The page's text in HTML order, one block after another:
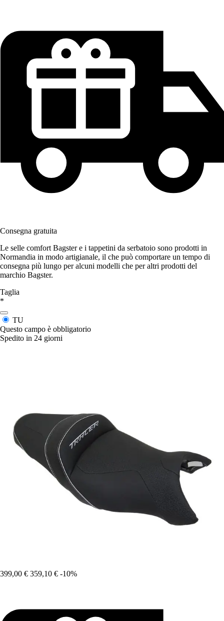
Consegna gratuita
Le selle comfort Bagster e i tappetini da serbatoio sono prodotti in
Normandia in modo artigianale, il che può comportare un tempo di
consegna più lungo per alcuni modelli che per altri prodotti del
marchio Bagster.
Taglia
*
TU
Questo campo è obbligatorio
Spedito in 24 giorni
399,00 € 359,10 € -10%